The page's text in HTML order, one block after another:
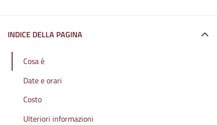
INDICE DELLA PAGINA
Cosa è
Date e orari
Costo
Ulteriori informazioni